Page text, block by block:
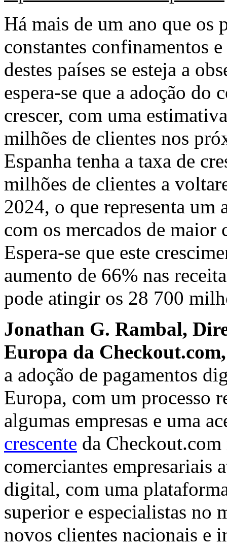
Há mais de um ano que os
constantes confinamentos
destes países se esteja a
espera-se que a adoção
crescer, com uma
milhões de clientes nos
Espanha tenha a taxa de
milhões de clientes a
2024, o que representa um
com os mercados de
Espera-se que este
aumento de 66% nas
pode atingir os 28 700
Jonathan G. Rambal,
Europa da
a adoção de pagamentos
Europa, com um processo
algumas empresas e uma
crescente da Checkout.com
comerciantes empresariais
digital, com uma
superior e especialistas no
novos clientes nacionais e